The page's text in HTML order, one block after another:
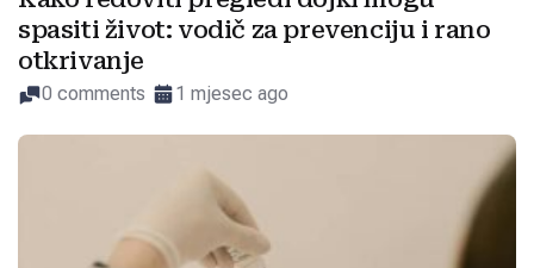
spasiti život: vodič za prevenciju i rano
otkrivanje
0 comments 1 mjesec ago